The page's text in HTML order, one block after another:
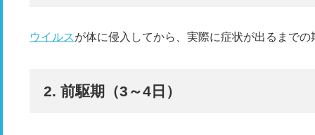
ウイルスが体に侵入してから、実際に症状が出るまでの
2. 前駆期（3～4日）